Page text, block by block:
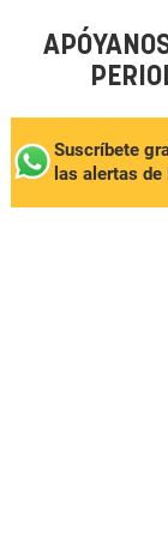
Suscríbete
las alertas